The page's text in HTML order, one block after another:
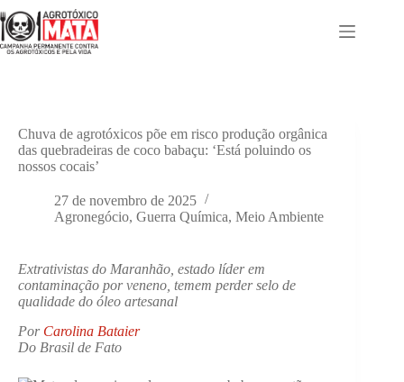
para
o
conteúdo
Chuva de agrotóxicos põe em risco produção orgânica
das quebradeiras de coco babaçu: ‘Está poluindo os
nossos cocais’
27 de novembro de 2025
Agronegócio, Guerra Química, Meio Ambiente
Extrativistas do Maranhão, estado líder em
contaminação por veneno, temem perder selo de
qualidade do óleo artesanal
Por Carolina Bataier
Do Brasil de Fato